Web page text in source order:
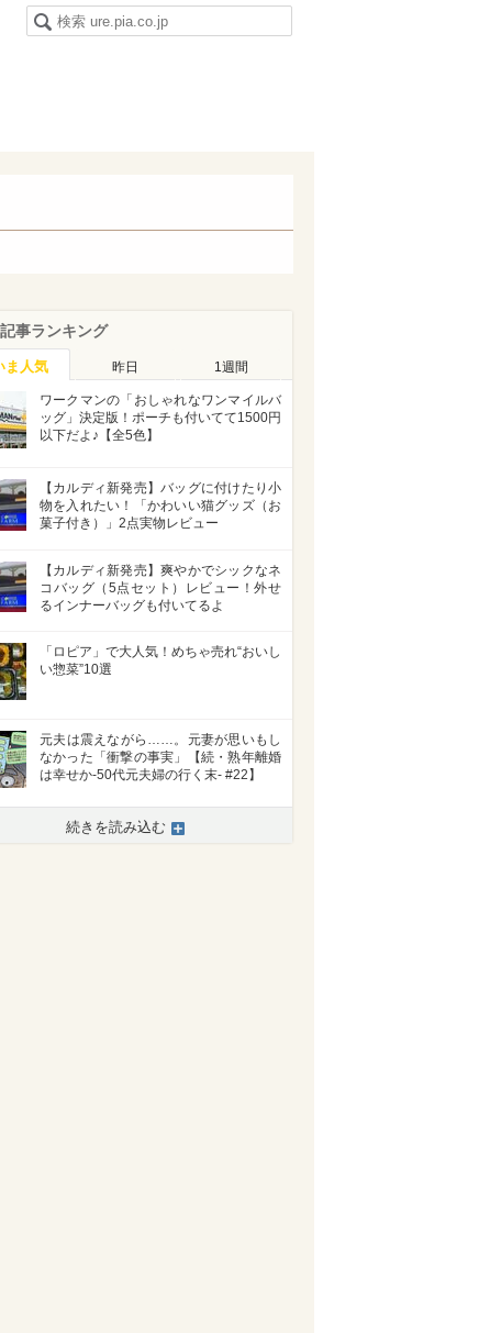
事ランキング
ま人気 昨日 1週間
ワークマンの「おしゃれなワンマイルバ
ッグ」決定版！ポーチも付いてて1500円
以下だよ♪【全5色】
【カルディ新発売】バッグに付けたり小
物を入れたい！「かわいい猫グッズ（お
菓子付き）」2点実物レビュー
【カルディ新発売】爽やかでシックなネ
コバッグ（5点セット）レビュー！外せ
るインナーバッグも付いてるよ
「ロピア」で大人気！めちゃ売れ“おいし
い惣菜”10選
元夫は震えながら……。元妻が思いもし
なかった「衝撃の事実」【続・熟年離婚
は幸せか-50代元夫婦の行く末- #22】
続きを読み込む